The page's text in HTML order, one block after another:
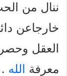
ننال من
خارجاعن
العقل
معرفة
الله